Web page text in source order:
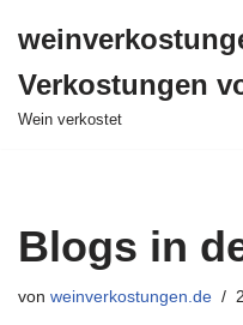
Inhalt
springen
Verkostungen
Wein verkostet
Blogs in
von weinverkostungen.de